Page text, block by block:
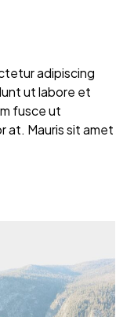
adipiscing
ut labore et
fusce ut
at. Mauris sit amet